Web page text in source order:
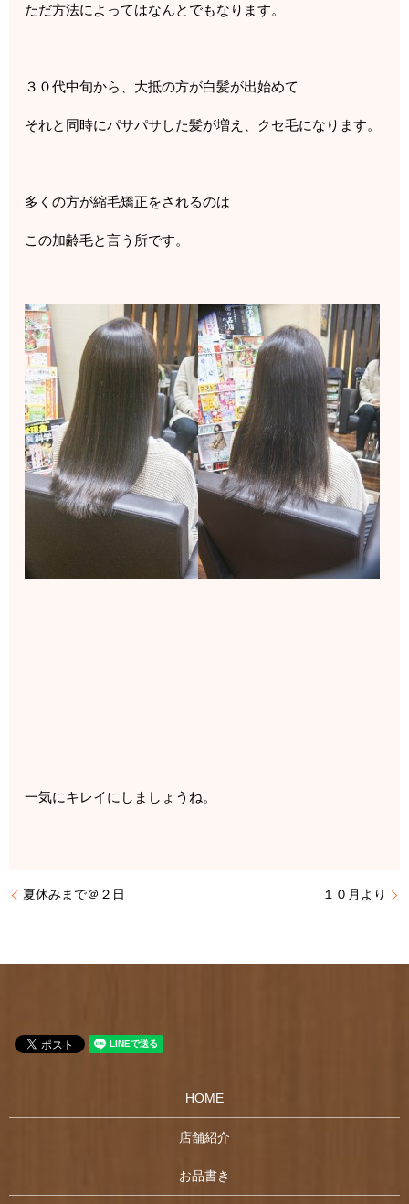
ただ方法によってはなんとでもなります。
３０代中旬から、大抵の方が白髪が出始めて
それと同時にパサパサした髪が増え、クセ毛になります。
多くの方が縮毛矯正をされるのは
この加齢毛と言う所です。
一気にキレイにしましょうね。
夏休みまで＠２日 １０月より
HOME
店舗紹介
お品書き